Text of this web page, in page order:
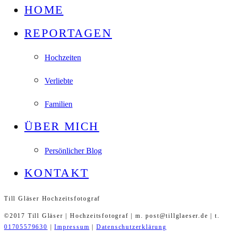
HOME
REPORTAGEN
Hochzeiten
Verliebte
Familien
ÜBER MICH
Persönlicher Blog
KONTAKT
Till Gläser Hochzeitsfotograf
©2017 Till Gläser | Hochzeitsfotograf | m. post@tillglaeser.de | t.
01705579630
|Impressum Datenschutzerklärung